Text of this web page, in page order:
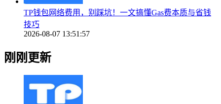
TP钱包网络费用，别踩坑！一文搞懂Gas费本质与省钱
技巧
2026-08-07 13:51:57
刚刚更新